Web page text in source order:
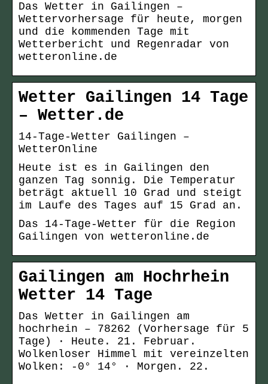
Das Wetter in Gailingen –
Wettervorhersage für heute, morgen
und die kommenden Tage mit
Wetterbericht und Regenradar von
wetteronline.de
Wetter Gailingen 14 Tage
– Wetter.de
14-Tage-Wetter Gailingen –
WetterOnline
Heute ist es in Gailingen den
ganzen Tag sonnig. Die Temperatur
beträgt aktuell 10 Grad und steigt
im Laufe des Tages auf 15 Grad an.
Das 14-Tage-Wetter für die Region
Gailingen von wetteronline.de
Gailingen am Hochrhein
Wetter 14 Tage
Das Wetter in Gailingen am
hochrhein – 78262 (Vorhersage für 5
Tage) · Heute. 21. Februar.
Wolkenloser Himmel mit vereinzelten
Wolken: -0° 14° · Morgen. 22.